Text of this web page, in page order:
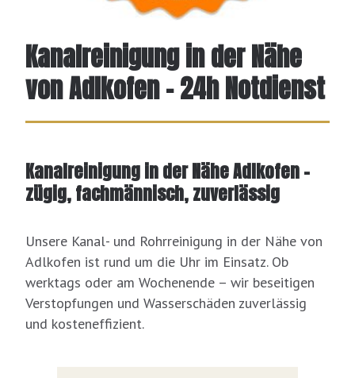
Kanalreinigung in der Nähe
von Adlkofen – 24h Notdienst
Kanalreinigung in der Nähe Adlkofen –
zügig, fachmännisch, zuverlässig
Unsere Kanal- und Rohrreinigung in der Nähe von
Adlkofen ist rund um die Uhr im Einsatz. Ob
werktags oder am Wochenende – wir beseitigen
Verstopfungen und Wasserschäden zuverlässig
und kosteneffizient.